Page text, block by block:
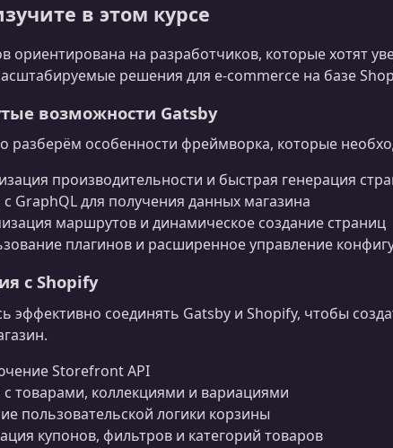
в этом курсе
ориентирована на разработчиков, которые хотят
решения для e‑commerce на базе
возможности Gatsby
разберём особенности фреймворка, которые
производительности и быстрая генерация
с GraphQL для получения данных магазина
маршрутов и динамическое создание страниц
плагинов и расширенное управление
с Shopify
эффективно соединять Gatsby и Shopify, чтобы
Storefront API
с товарами, коллекциями и вариациями
пользовательской логики корзины
купонов, фильтров и категорий товаров